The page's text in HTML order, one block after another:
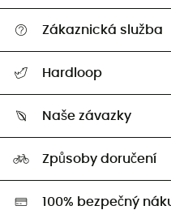
Zákaznická služba
Vrácení zboží a peněz
Hardloop
Naši Ambasadoři
Naše závazky
Second hand
HardGreen
Způsoby doručení
100% bezpečný